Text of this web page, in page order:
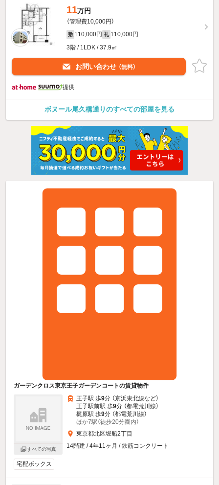
11万円
（管理費10,000円）
敷 110,000円 礼 110,000円
3階 / 1LDK / 37.9㎡
お問い合わせ （無料）
提供
ボヌール尾久橋通りのすべての部屋を見る
ガーデンクロス東京王子ガーデンコートの賃貸物件
すべての写真
王子駅 歩9分 （京浜東北線など）
王子駅前駅 歩9分 （都電荒川線）
梶原駅 歩9分 （都電荒川線）
ほか7駅（徒歩20分圏内）
東京都北区堀船2丁目
14階建 / 4年11ヶ月 / 鉄筋コンクリート
宅配ボックス